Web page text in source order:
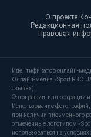
О проекте·
Редакционная
Правовая
Идентификатор онлайн-
Онлайн-медиа «Sport
языках).
Фотографии, иллюстрации и
Использование
при наличии письменного
отмеченные логотипом
использоваться на